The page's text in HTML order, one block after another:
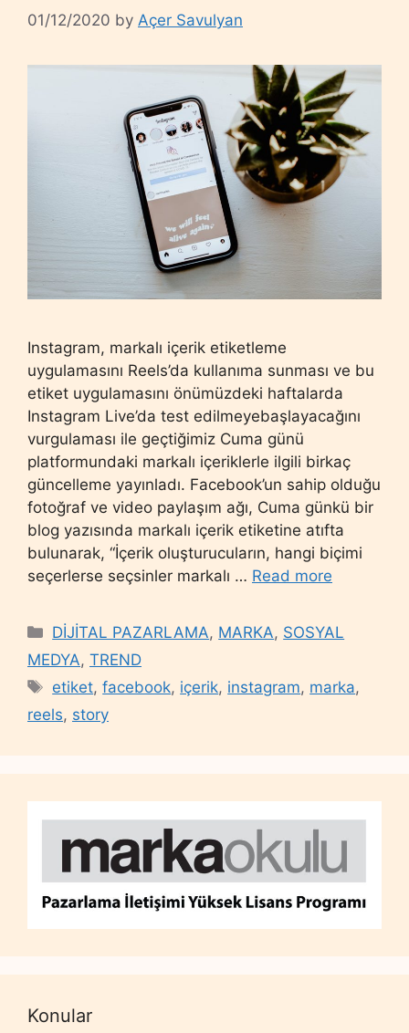
01/12/2020 by Açer Savulyan
Instagram, markalı içerik etiketleme
uygulamasını Reels’da kullanıma sunması ve bu
etiket uygulamasını önümüzdeki haftalarda
Instagram Live’da test edilmeyebaşlayacağını
vurgulaması ile geçtiğimiz Cuma günü
platformundaki markalı içeriklerle ilgili birkaç
güncelleme yayınladı. Facebook’un sahip olduğu
fotoğraf ve video paylaşım ağı, Cuma günkü bir
blog yazısında markalı içerik etiketine atıfta
bulunarak, “İçerik oluşturucuların, hangi biçimi
seçerlerse seçsinler markalı … Read more
Categories
DİJİTAL PAZARLAMA, MARKA, SOSYAL
MEDYA, TREND
Tags
etiket,facebook, içerik, instagram, marka,
reels, story
Konular